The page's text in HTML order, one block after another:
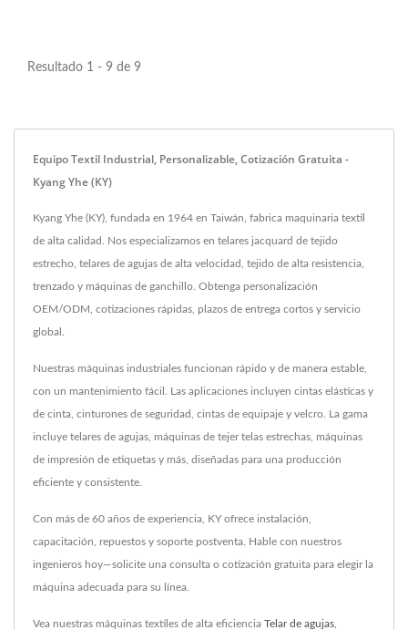
Resultado 1 - 9 de 9
Equipo Textil Industrial, Personalizable, Cotización Gratuita -
Kyang Yhe (KY)
Kyang Yhe (KY), fundada en 1964 en Taiwán, fabrica maquinaria textil
de alta calidad. Nos especializamos en telares jacquard de tejido
estrecho, telares de agujas de alta velocidad, tejido de alta resistencia,
trenzado y máquinas de ganchillo. Obtenga personalización
OEM/ODM, cotizaciones rápidas, plazos de entrega cortos y servicio
global.
Nuestras máquinas industriales funcionan rápido y de manera estable,
con un mantenimiento fácil. Las aplicaciones incluyen cintas elásticas y
de cinta, cinturones de seguridad, cintas de equipaje y velcro. La gama
incluye telares de agujas, máquinas de tejer telas estrechas, máquinas
de impresión de etiquetas y más, diseñadas para una producción
eficiente y consistente.
Con más de 60 años de experiencia, KY ofrece instalación,
capacitación, repuestos y soporte postventa. Hable con nuestros
ingenieros hoy—solicite una consulta o cotización gratuita para elegir la
máquina adecuada para su línea.
Vea nuestras máquinas textiles de alta eficiencia Telar de agujas